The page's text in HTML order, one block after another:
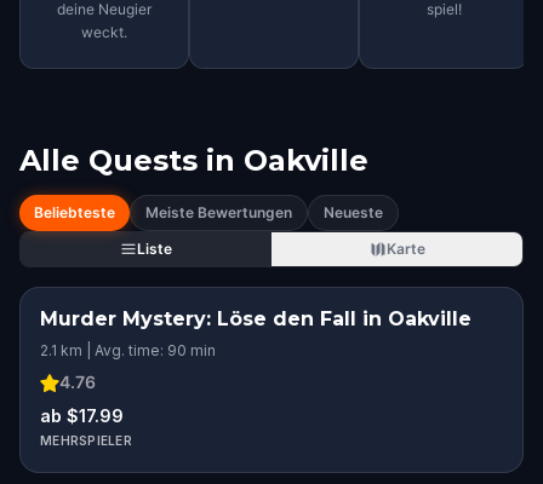
deine Neugier
weckt.
spiel!
Alle Quests in Oakville
Beliebteste Meiste Bewertungen
Neueste
Liste
Karte
Murder Mystery: Löse den Fall in Oakville
2.1 km | Avg. time: 90 min
4.76
ab $17.99
MEHRSPIELER